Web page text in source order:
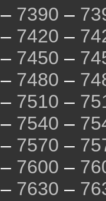
– 7390 –
– 7420 –
– 7450 –
– 7480 –
– 7510 –
– 7540 –
– 7570 –
– 7600 –
– 7630 –